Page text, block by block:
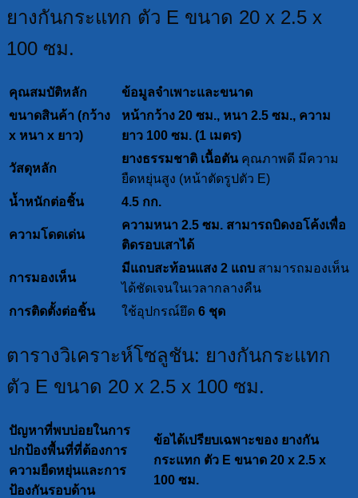
ยางกันกระแทก ตัว E ขนาด 20 x 2.5 x
100 ซม.
คุณสมบัติหลัก
ข้อมูลจำเพาะและขนาด
ขนาดสินค้า (กว้าง
x หนา x ยาว)
หน้ากว้าง 20 ซม., หนา 2.5 ซม., ความ
ยาว 100 ซม. (1 เมตร)
วัสดุหลัก
ยางธรรมชาติ เนื้อตันคุณภาพดี มีความ
ยืดหยุ่นสูง (หน้าตัดรูปตัว E)
น้ำหนักต่อชิ้น
4.5 กก.
ความโดดเด่น
ความหนา 2.5 ซม. สามารถบิดงอโค้งเพื่อ
ติดรอบเสาได้
การมองเห็น
มีแถบสะท้อนแสง 2 แถบ สามารถมองเห็น
ได้ชัดเจนในเวลากลางคืน
การติดตั้งต่อชิ้น
ใช้อุปกรณ์ยึด 6 ชุด
ตารางวิเคราะห์โซลูชัน: ยางกันกระแทก
ตัว E ขนาด 20 x 2.5 x 100 ซม.
ปัญหาที่พบบ่อยในการ
ปกป้องพื้นที่ที่ต้องการ
ความยืดหยุ่นและการ
ป้องกันรอบด้าน
ข้อได้เปรียบเฉพาะของ ยางกัน
กระแทก ตัว E ขนาด 20 x 2.5 x
100 ซม.